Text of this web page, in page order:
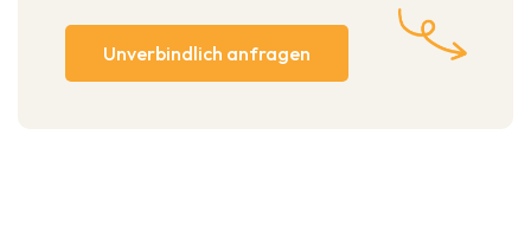
Unverbindlich anfragen